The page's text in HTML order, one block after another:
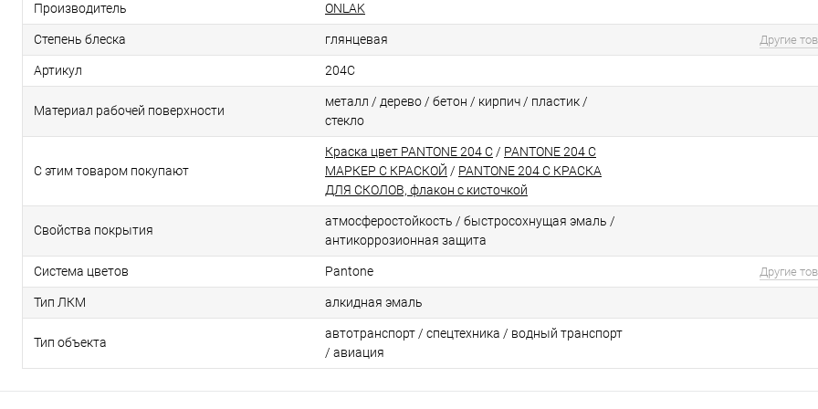
Производитель ONLAK
Степень блеска глянцевая Другие
Артикул 204C
Материал рабочей поверхности
металл / дерево / бетон / кирпич / пластик /
стекло
С этим товаром покупают
Краска цвет PANTONE 204 C / PANTONE 204 C
МАРКЕР С КРАСКОЙ / PANTONE 204 C КРАСКА
ДЛЯ СКОЛОВ, флакон с кисточкой
Свойства покрытия
атмосферостойкоcть / быстросохнущая эмаль /
антикоррозионная защита
Система цветов Pantone Другие
Тип ЛКМ алкидная эмаль
Тип объекта
автотранспорт / спецтехника / водный транспорт
/ авиация